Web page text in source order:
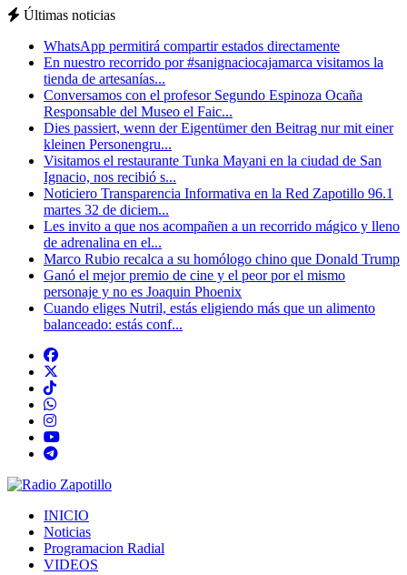
Últimas noticias
WhatsApp permitirá compartir estados directamente
En nuestro recorrido por #sanignaciocajamarca visitamos la
tienda de artesanías...
Conversamos con el profesor Segundo Espinoza Ocaña
Responsable del Museo el Faic...
Dies passiert, wenn der Eigentümer den Beitrag nur mit einer
kleinen Personengru...
Visitamos el restaurante Tunka Mayani en la ciudad de San
Ignacio, nos recibió s...
Noticiero Transparencia Informativa en la Red Zapotillo 96.1
martes 32 de diciem...
Les invito a que nos acompañen a un recorrido mágico y lleno
de adrenalina en el...
Marco Rubio recalca a su homólogo chino que Donald Trump
Ganó el mejor premio de cine y el peor por el mismo
personaje y no es Joaquin Phoenix
Cuando eliges Nutril, estás eligiendo más que un alimento
balanceado: estás conf...
INICIO
Noticias
Programacion Radial
VIDEOS